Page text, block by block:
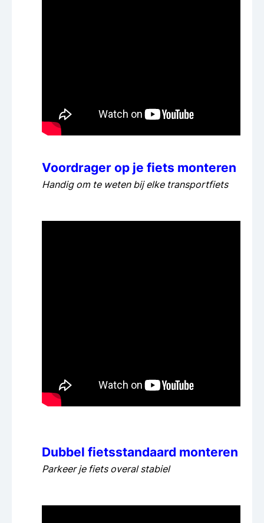
Voordrager op je fiets monteren
Handig om te weten bij elke transportfiets
Dubbel fietsstandaard monteren
Parkeer je fiets overal stabiel